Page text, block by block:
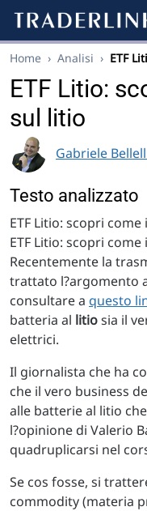
Home › Analisi › ETF
ETF Litio:
sul litio
Gabriele
Testo analizzato
ETF Litio: scopri
ETF Litio: scopri
Recentemente la
trattato l?argomento
consultare a questo
batteria al litiosia il
elettrici.
Il giornalista che ha
che il vero business
alle batterie al litio
l?opinione di Valerio
quadruplicarsi nel
Se cos fosse, si
commodity (materia